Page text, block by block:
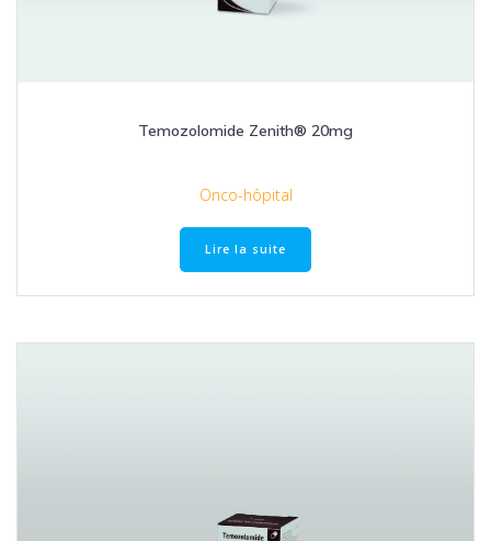
Temozolomide Zenith® 20mg
Onco-hôpital
Lire la suite